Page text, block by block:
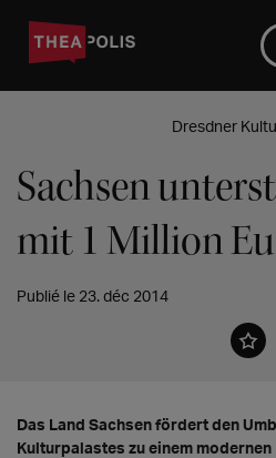
Dresdner
Sachsen
mit 1 Million
Publié le 23. déc 2014
Das Land Sachsen fördert den
Kulturpalastes zu einem